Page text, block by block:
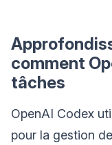
comment
tâches
OpenAI Codex
pour la gestion